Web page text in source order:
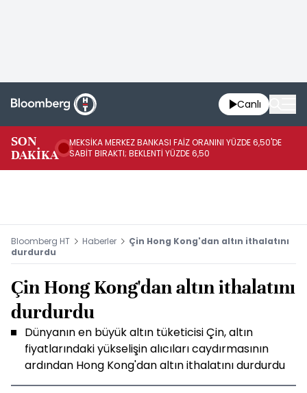
Canlı
SON
DAKİKA
MEKSİKA MERKEZ BANKASI FAİZ ORANINI YÜZDE 6,50'DE
SABİT BIRAKTI; BEKLENTİ YÜZDE 6,50
Bloomberg HT Haberler
Çin Hong Kong'dan altın ithalatını
durdurdu
Çin Hong Kong'dan altın ithalatını
durdurdu
Dünyanın en büyük altın tüketicisi Çin, altın
fiyatlarındaki yükselişin alıcıları caydırmasının
ardından Hong Kong'dan altın ithalatını durdurdu